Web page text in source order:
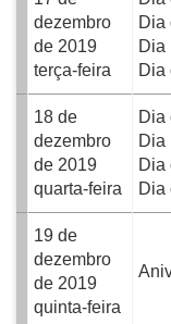
dezembro
de 2019
terça-feira
Dia
Dia
Dia
18 de
dezembro
de 2019
quarta-feira
Dia
Dia
Dia
Dia
19 de
dezembro
de 2019
quinta-feira